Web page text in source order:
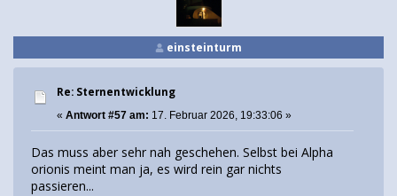
einsteinturm
Re: Sternentwicklung
« Antwort #57 am: 17. Februar 2026, 19:33:06 »
Das muss aber sehr nah geschehen. Selbst bei Alpha
orionis meint man ja, es wird rein gar nichts
passieren...